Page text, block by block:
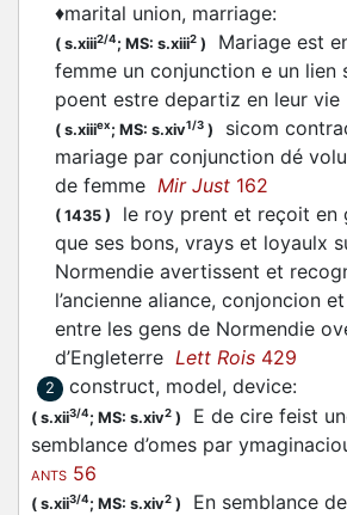
♦marital union, marriage:
( s.xiii2/4; MS: s.xiii2 )
Mariage est
femme un conjunction e un lien
poent estre departiz en leur vie
( s.xiiiex; MS: s.xiv1/3 )
sicom
mariage par conjunction dé
de femme Mir Just 162
( 1435 )
le roy prent et reçoit en
que ses bons, vrays et loyaulx
Normendie avertissent et
l’ancienne aliance, conjoncion
entre les gens de Normendie
d’Engleterre Lett Rois 429
2 construct, model, device:
( s.xii3/4; MS: s.xiv2 )
E de cire feist
semblance d’omes par
ANTS 56
( s.xii3/4; MS: s.xiv2 )
En semblance